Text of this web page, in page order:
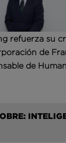
refuerza su
de
de